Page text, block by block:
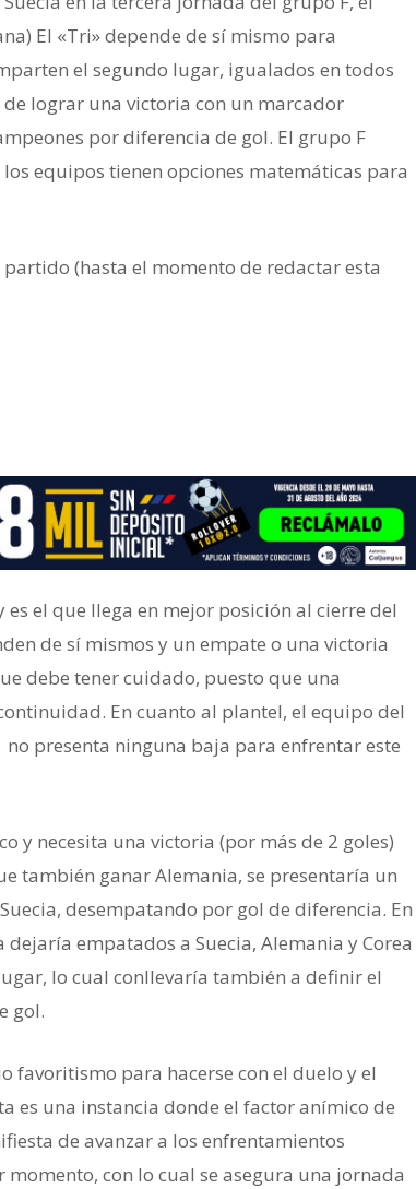
El «Tri» depende de sí mismo para
el segundo lugar, igualados en todos
lograr una victoria con un marcador
por diferencia de gol. El grupo F
equipos tienen opciones matemáticas para
(hasta el momento de redactar esta
el que llega en mejor posición al cierre del
de sí mismos y un empate o una victoria
debe tener cuidado, puesto que una
En cuanto al plantel, el equipo del
presenta ninguna baja para enfrentar este
y necesita una victoria (por más de 2 goles)
también ganar Alemania, se presentaría un
desempatando por gol de diferencia. En
empatados a Suecia, Alemania y Corea
lo cual conllevaría también a definir el
gol.
favoritismo para hacerse con el duelo y el
es una instancia donde el factor anímico de
de avanzar a los enfrentamientos
con lo cual se asegura una jornada